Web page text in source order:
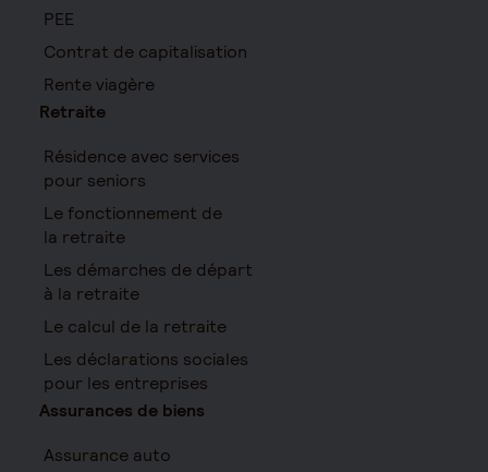
PEE
Contrat de capitalisation
Rente viagère
Retraite
Résidence avec services
pour seniors
Le fonctionnement de
la retraite
Les démarches de départ
à la retraite
Le calcul de la retraite
Les déclarations sociales
pour les entreprises
Assurances de biens
Assurance auto